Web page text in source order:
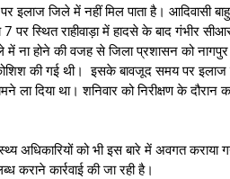
जिले में नहीं मिल पाता है। आदिवासी
स्थित राहीवाड़ा में हादसे के बाद गंभीर
ना होने की वजह से जिला प्रशासन को नागपुर
कोशिश की गई थी। इसके बावजूद समय पर
दिया था। शनिवार को निरीक्षण के दौरान
अधिकारियों को भी इस बारे में अवगत कराया
कार्रवाई की जा रही है।